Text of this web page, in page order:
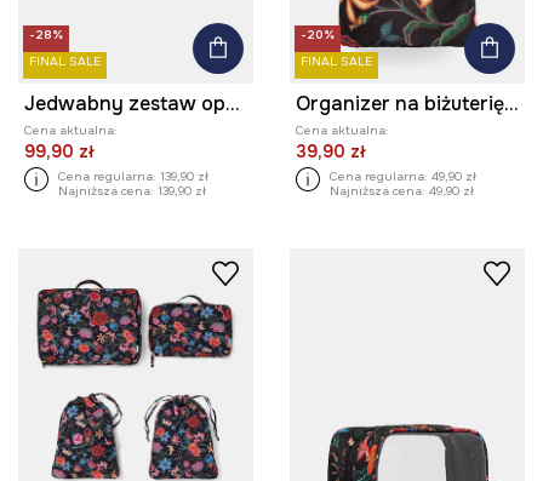
-28%
FINAL SALE
Jedwabny zestaw opaska na oczy i gumki do włosów
Cena aktualna:
99,90 zł
Cena regularna: 139,90 zł
Najniższa cena: 139,90 zł
-20%
FINAL SALE
Organizer na biżuterię wzorzysty podróżny
Cena aktualna:
39,90 zł
Cena regularna: 49,90 zł
Najniższa cena: 49,90 zł